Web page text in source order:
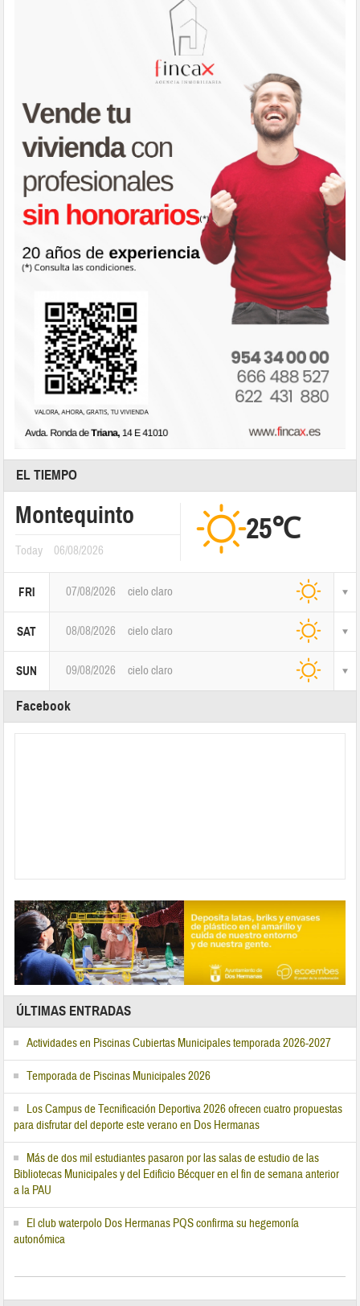
EL TIEMPO
Montequinto
Today 06/08/2026
25℃
FRI 07/08/2026 cielo claro
SAT 08/08/2026 cielo claro
SUN 09/08/2026 cielo claro
Facebook
ÚLTIMAS ENTRADAS
Actividades en Piscinas Cubiertas Municipales temporada 2026-2027
Temporada de Piscinas Municipales 2026
Los Campus de Tecnificación Deportiva 2026 ofrecen cuatro propuestas
para disfrutar del deporte este verano en Dos Hermanas
Más de dos mil estudiantes pasaron por las salas de estudio de las
Bibliotecas Municipales y del Edificio Bécquer en el fin de semana anterior
a la PAU
El club waterpolo Dos Hermanas PQS confirma su hegemonía
autonómica